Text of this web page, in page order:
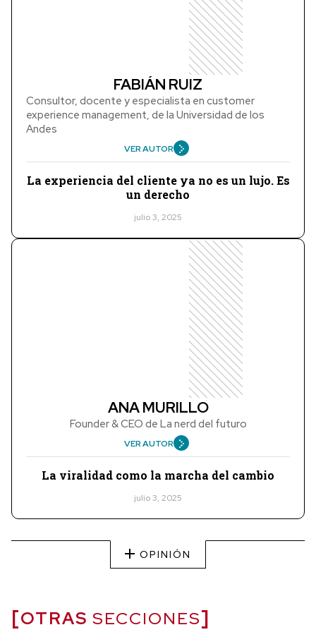
FABIÁN RUIZ
Consultor, docente y especialista en customer
experience management, de la Universidad de los
Andes
VER AUTOR
La experiencia del cliente ya no es un lujo. Es
un derecho
julio 3, 2025
ANA MURILLO
Founder & CEO de La nerd del futuro
VER AUTOR
La viralidad como la marcha del cambio
julio 3, 2025
OPINIÓN
OTRAS SECCIONES